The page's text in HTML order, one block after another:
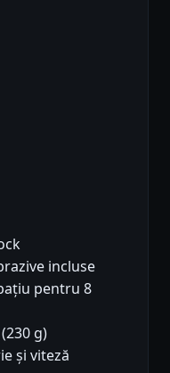
incluse
pentru 8
g)
și viteză